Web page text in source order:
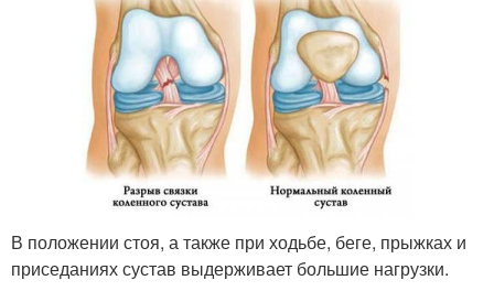
В положении стоя, а также при ходьбе, беге, прыжках и
приседаниях сустав выдерживает большие нагрузки.